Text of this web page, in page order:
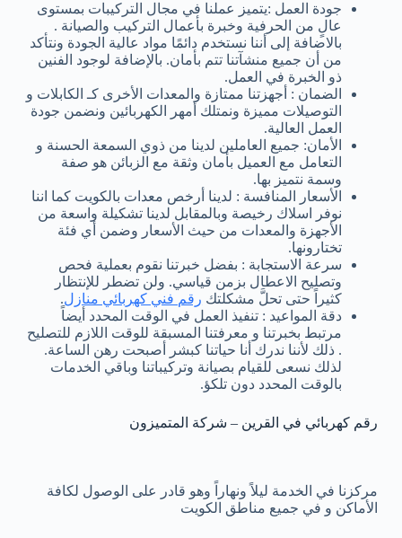
جودة العمل :يتميز عملنا في مجال التركيبات بمستوى
عالٍ من الحرفية وخبرة بأعمال التركيب والصيانة .
بالاضافة إلى أننا نستخدم دائمًا مواد عالية الجودة ونتأكد
من أن جميع منشآتنا تتم بأمان. بالإضافة لوجود الفنين
ذو الخبرة في العمل.
الضمان : أجهزتنا ممتازة والمعدات الأخرى كـ الكابلات و
التوصيلات مميزة ونمتلك أمهر الكهربائين ونضمن جودة
العمل العالية.
الأمان: جميع العاملين لدينا من ذوي السمعة الحسنة و
التعامل مع العميل بأمان وثقة مع الزبائن هو صفة
وسمة نتميز بها.
الأسعار المنافسة : لدينا أرخص معدات بالكويت كما اننا
نوفر اسلاك رخيصة وبالمقابل لدينا تشكيلة واسعة من
الأجهزة والمعدات من حيث الأسعار وضمن أي فئة
تختارونها.
سرعة الاستجابة : بفضل خبرتنا نقوم بعملية فحص
وتصليح الاعطال بزمن قياسي. ولن تضطر للإنتظار
كثيراً حتى تحلَّ مشكلتك رقم فني كهربائي منازل.
دقة المواعيد : تنفيذ العمل في الوقت المحدد أيضاً
مرتبط بخبرتنا و معرفتنا المسبقة للوقت اللازم للتصليح
. ذلك لأننا ندرك أنا حياتنا كبشر أصبحت رهن الساعة.
لذلك نسعى للقيام بصيانة وتركيباتنا وباقي الخدمات
بالوقت المحدد دون تلكؤ.
رقم كهربائي في القرين – شركة المتميزون
مركزنا في الخدمة ليلاً ونهاراً وهو قادر على الوصول لكافة
الأماكن و في جميع مناطق الكويت